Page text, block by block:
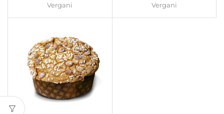
Vergani Vergani